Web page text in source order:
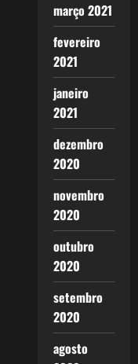
março 2021
fevereiro
2021
janeiro
2021
dezembro
2020
novembro
2020
outubro
2020
setembro
2020
agosto